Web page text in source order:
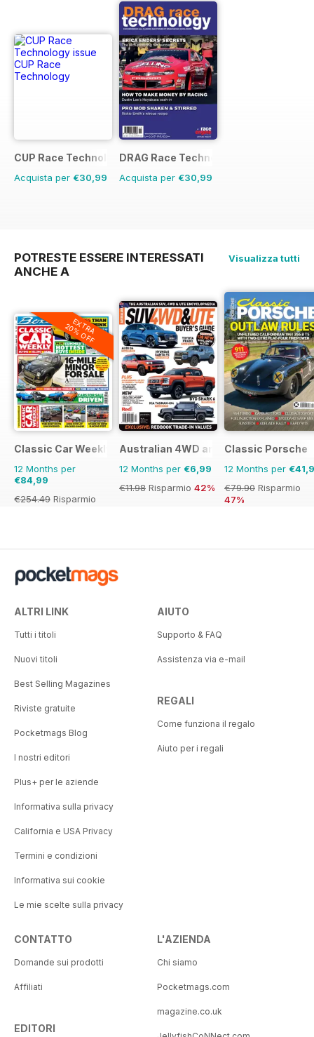
CUP Race Technology
Acquista per €30,99
DRAG Race Technology
Acquista per €30,99
POTRESTE ESSERE INTERESSATI
ANCHE A
Visualizza tutti
EXTRA
20% OFF
Classic Car Weekly
12 Months per
€84,99
€254.49 Risparmio
Australian 4WD and SUV Buyers Guide
12 Months per €6,99
€11.98 Risparmio 42%
Classic Porsche
12 Months per
€79.90 Risparmio
47%
ALTRI LINK
Tutti i titoli
Nuovi titoli
Best Selling Magazines
Riviste gratuite
Pocketmags Blog
I nostri editori
Plus+ per le aziende
Informativa sulla privacy
California e USA Privacy
Termini e condizioni
Informativa sui cookie
Le mie scelte sulla privacy
AIUTO
Supporto & FAQ
Assistenza via e-mail
REGALI
Come funziona il regalo
Aiuto per i regali
CONTATTO
Domande sui prodotti
Affiliati
EDITORI
L'AZIENDA
Chi siamo
Pocketmags.com
magazine.co.uk